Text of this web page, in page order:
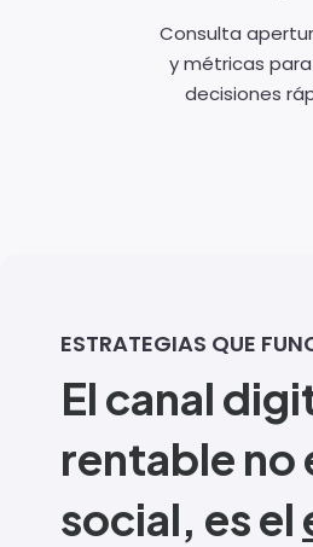
Consulta
y métricas
decisiones
ESTRATEGIAS QUE
El canal
rentable no
social, es el